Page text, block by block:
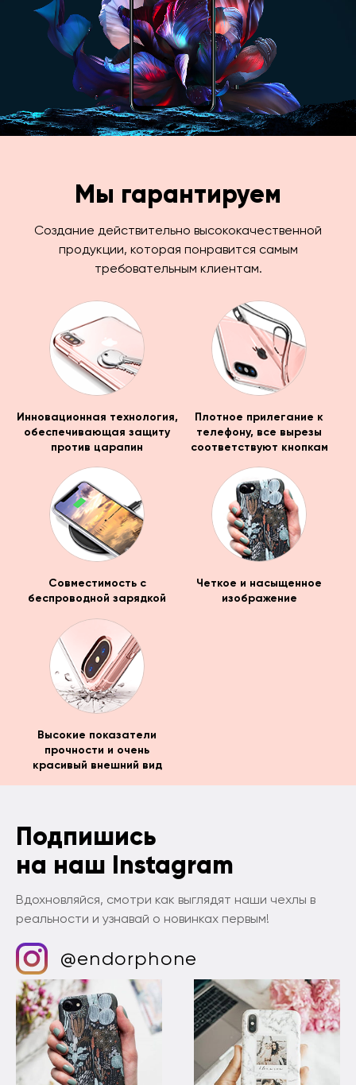
Мы гарантируем
Создание действительно высококачественной
продукции, которая понравится самым
требовательным клиентам.
Инновационная технология,
обеспечивающая защиту
против царапин
Плотное прилегание к
телефону, все вырезы
соответствуют кнопкам
Совместимость с
беспроводной зарядкой
Четкое и насыщенное
изображение
Высокие показатели
прочности и очень
красивый внешний вид
Подпишись
на наш Instagram
Вдохновляйся, смотри как выглядят наши чехлы в
реальности и узнавай о новинках первым!
@endorphone